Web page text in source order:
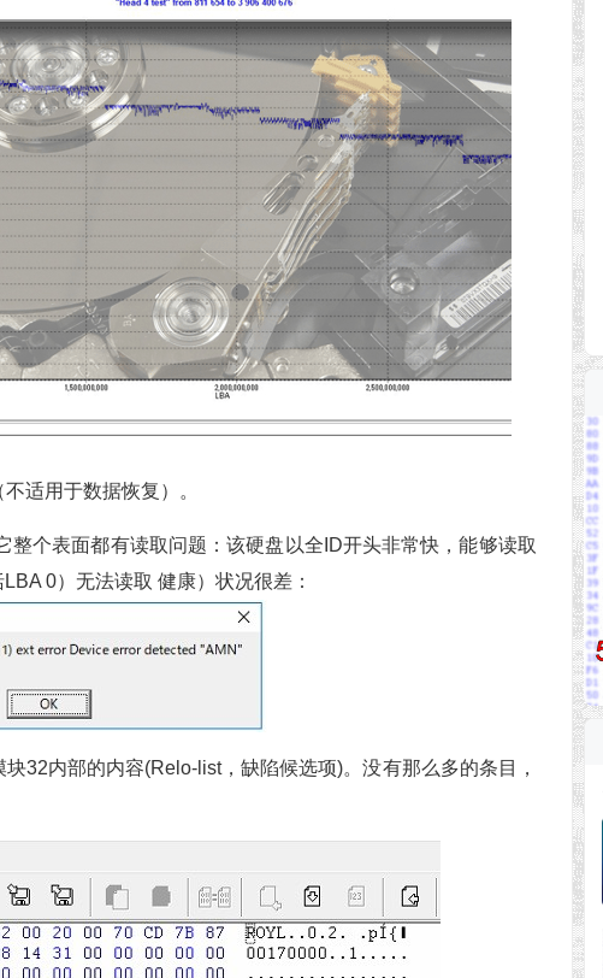
适用于数据恢复）。
个表面都有读取问题：该硬盘以全ID开头非常快，能够读取
0）无法读取 健康）状况很差：
32内部的内容(Relo-list，缺陷候选项)。没有那么多的条目，